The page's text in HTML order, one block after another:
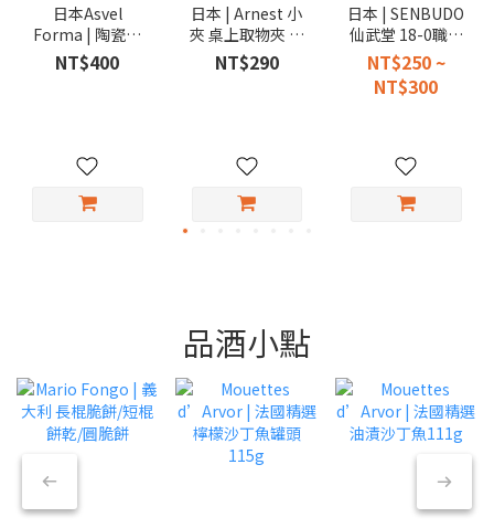
日本Asvel
Forma | 陶瓷芝
麻研磨器 140ml
NT$400
日本 | Arnest 小
夾 桌上取物夾 不
鏽鋼小夾 便當夾
取菜夾
NT$290
日本 | SENBUDO
仙武堂 18-0職人
專用燒肉夾子
NT$250 ~
NT$300
品酒小點